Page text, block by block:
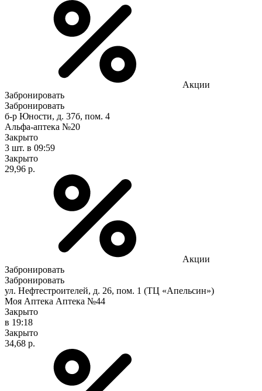
Акции
Забронировать
Забронировать
б-р Юности, д. 37б, пом. 4
Альфа-аптека №20
Закрыто
3 шт. в 09:59
Закрыто
29,96 р.
Акции
Забронировать
Забронировать
ул. Нефтестроителей, д. 26, пом. 1 (ТЦ «Апельсин»)
Моя Аптека Аптека №44
Закрыто
в 19:18
Закрыто
34,68 р.